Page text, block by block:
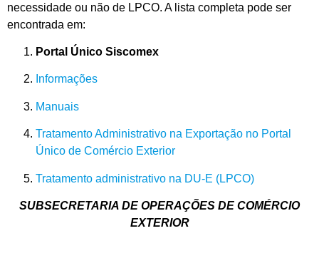
necessidade ou não de LPCO. A lista completa pode ser
encontrada em:
Portal Único Siscomex
Informações
Manuais
Tratamento Administrativo na Exportação no Portal
Único de Comércio Exterior
Tratamento administrativo na DU-E (LPCO)
SUBSECRETARIA DE OPERAÇÕES DE COMÉRCIO
EXTERIOR